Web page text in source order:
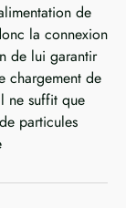
de
la connexion
de lui garantir
chargement de
ne suffit que
particules